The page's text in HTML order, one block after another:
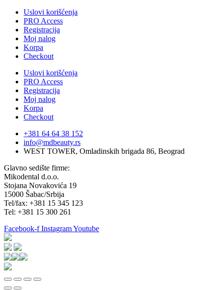
Uslovi korišćenja
PRO Access
Registracija
Moj nalog
Korpa
Checkout
Uslovi korišćenja
PRO Access
Registracija
Moj nalog
Korpa
Checkout
+381 64 64 38 152
info@mdbeauty.rs
WEST TOWER, Omladinskih brigada 86, Beograd
Glavno sedište firme:
Mikodental d.o.o.
Stojana Novakovića 19
15000 Šabac/Srbija
Tel/fax: +381 15 345 123
Tel: +381 15 300 261
Facebook-f InstagramYoutube